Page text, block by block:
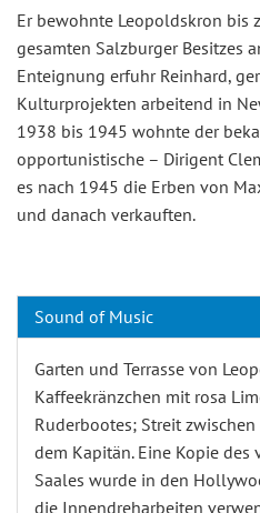
Er bewohnte Leopoldskron bis
gesamten Salzburger Besitzes
Enteignung erfuhr Reinhard,
Kulturprojekten arbeitend in
1938 bis 1945 wohnte der
opportunistische – Dirigent
es nach 1945 die Erben von
und danach verkauften.
Sound of Music
Garten und Terrasse von
Kaffeekränzchen mit rosa
Ruderbootes; Streit
dem Kapitän. Eine Kopie des
Saales wurde in den
die Innendreharbeiten